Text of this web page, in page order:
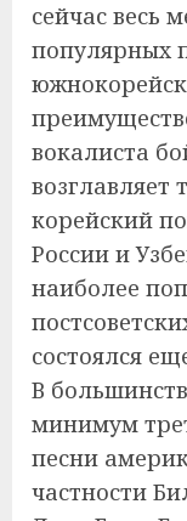
сейчас весь
популярных
вокалиста
возглавляет
корейский
России и
наиболее
состоялся
В
минимум
песни
частности